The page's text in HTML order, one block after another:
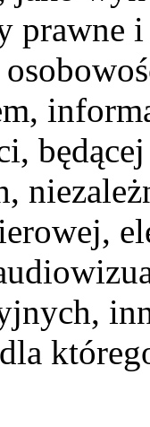
prawne